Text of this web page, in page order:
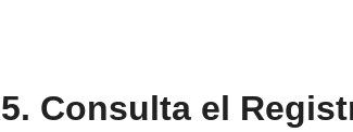
5. Consulta el